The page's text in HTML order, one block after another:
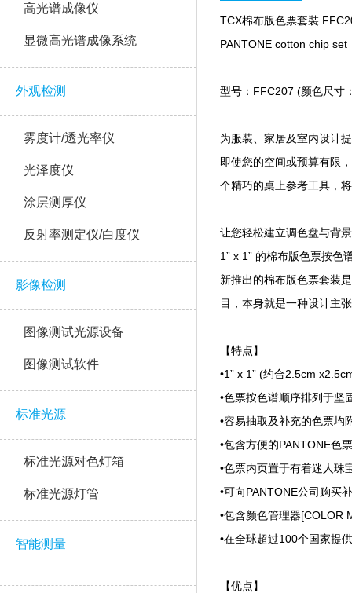
高光谱成像仪
显微高光谱成像系统
外观检测
雾度计/透光率仪
光泽度仪
涂层测厚仪
反射率测定仪/白度仪
影像检测
图像测试光源设备
图像测试软件
标准光源
标准光源对色灯箱
标准光源灯管
智能测量
TCX棉布版色票套裝
PANTONE cotton chip set
型号：FFC207 (颜色尺寸
为服装、家居及室内设计
即使您的空间或预算有限
个精巧的桌上参考工具
让您轻松建立调色盘与背景气
1” x 1” 的棉布版色票按色谱
新推出的棉布版色票套装
目，本身就是一种设计主张
【特点】
•1” x 1” (约合2.5cm
•色票按色谱顺序排列于坚
•容易抽取及补充的色票均
•包含方便的PANTONE色
•色票内页置于有着迷人
•可向PANTONE公司购买
•包含颜色管理器[COLOR
•在全球超过100个国家提
【优点】